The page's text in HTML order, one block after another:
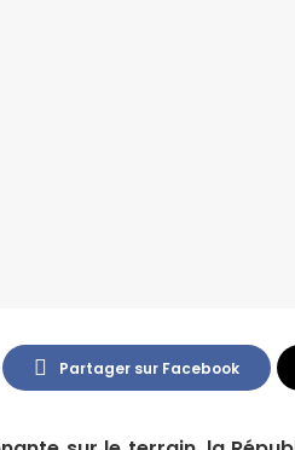
Partager sur Facebook